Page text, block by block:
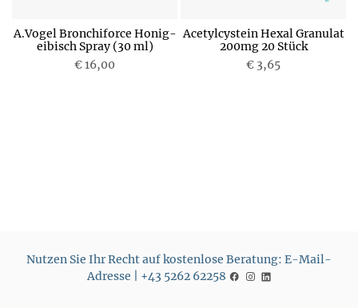
A.Vogel Bronchiforce Honig-
eibisch Spray (30 ml)
€ 16,00
Acetylcystein Hexal Granulat
200mg 20 Stück
€ 3,65
Nutzen Sie Ihr Recht auf kostenlose Beratung: E-Mail-
Adresse | +43 5262 62258